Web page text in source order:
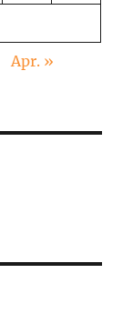
Apr. »